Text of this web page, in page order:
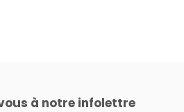
à notre infolettre